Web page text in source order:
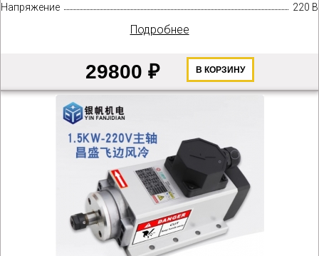
Напряжение
220 В
Подробнее
29800 ₽ В КОРЗИНУ